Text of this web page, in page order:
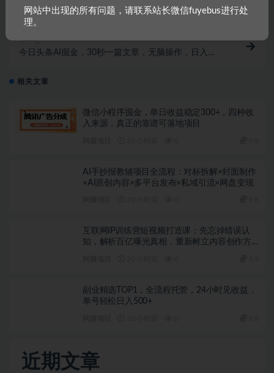
平台自然流，轻松月...
下一篇
今日头条AI掘金，30秒一篇文章，无脑操作，日入
相关文章
微信小程序掘金，单日收益稳定300+，四种收
入来源，真正的靠谱可落地项目
AI手抄报教辅项目全流程：对标拆解×封面制作
×AI原创内容×多平台发布×私域引流×网盘变现
互联网IP训练营短视频打造课；先忘掉错误认
知，解析百亿曝光真相，重新树立内容创作方
副业精选TOP1，全流程托管，24小时见收益，
单号轻松日入500+
近期文章
网站中出现的所有问题，请联系站长微信fuyebus进行处
理。